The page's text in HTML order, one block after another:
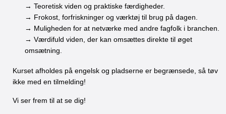
→ Teoretisk viden og praktiske færdigheder.
→ Frokost, forfriskninger og værktøj til brug på dagen.
→ Muligheden for at netværke med andre fagfolk i branchen.
→ Værdifuld viden, der kan omsættes direkte til øget
omsætning.
Kurset afholdes på engelsk og pladserne er begrænsede, så tøv
ikke med en tilmelding!
Vi ser frem til at se dig!